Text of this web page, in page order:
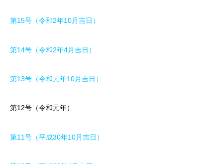
第15号（令和2年10月吉日）
第14号（令和2年4月吉日）
第13号（令和元年10月吉日）
第12号（令和元年）
第11号（平成30年10月吉日）